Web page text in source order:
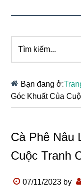
kiếm...
Bạn đang ở:
Góc Khuất Của
Cà Phê Nâu
Cuộc Tranh
07/11/2023 by